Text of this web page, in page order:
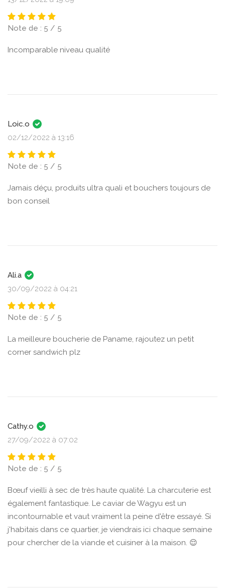
Note de : 5 / 5
Incomparable niveau qualité
Loic.o
02/12/2022 à 13:16
Note de : 5 / 5
Jamais déçu, produits ultra quali et bouchers toujours de
bon conseil
Ali.a
30/09/2022 à 04:21
Note de : 5 / 5
La meilleure boucherie de Paname, rajoutez un petit
corner sandwich plz
Cathy.o
27/09/2022 à 07:02
Note de : 5 / 5
Bœuf vieilli à sec de très haute qualité. La charcuterie est
également fantastique. Le caviar de Wagyu est un
incontournable et vaut vraiment la peine d'être essayé. Si
j'habitais dans ce quartier, je viendrais ici chaque semaine
pour chercher de la viande et cuisiner à la maison. 😌